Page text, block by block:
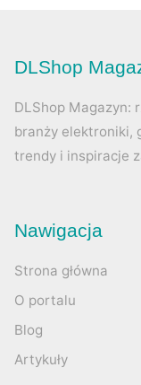
DLShop
DLShop Magazyn:
branży elektroniki,
trendy i inspiracje
Nawigacja
Strona główna
O portalu
Blog
Artykuły